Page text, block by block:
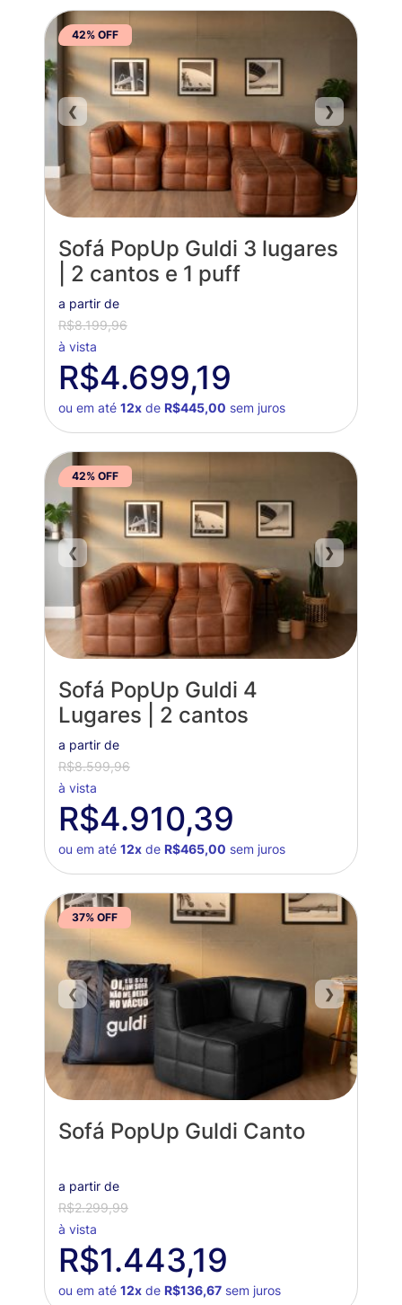
42% OFF
❮ ❯
Sofá PopUp Guldi 3 lugares
| 2 cantos e 1 puff
a partir de
R$8.199,96
à vista
R$4.699,19
ou em até 12xde R$445,00 sem juros
42% OFF
❮ ❯
Sofá PopUp Guldi 4
Lugares | 2 cantos
a partir de
R$8.599,96
à vista
R$4.910,39
ou em até 12xde R$465,00 sem juros
37% OFF
❮ ❯
Sofá PopUp Guldi Canto
a partir de
R$2.299,99
à vista
R$1.443,19
ou em até 12xde R$136,67sem juros